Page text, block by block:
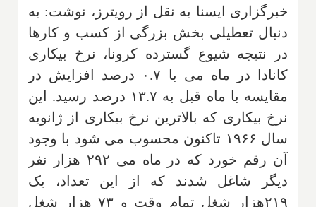
خبرگزاری ایسنا به نقل از رویترز، نوشت: به
دنبال تعطیلی بخش بزرگی از کسب و کارها
در نتیجه شیوع گسترده کرونا، نرخ بیکاری
کانادا در ماه می با ۰.۷ درصد افزایش در
مقایسه با ماه قبل به ۱۳.۷ درصد رسید. این
نرخ بیکاری که بالاترین نرخ بیکاری از ژانویه
سال ۱۹۶۶ تاکنون محسوب می شود با وجود
آن رقم خورد که در ماه می ۲۹۲ هزار نفر
دیگر شاغل شدند که از این تعداد، یک
۲۱۹هزار شغل تمام وقت و ۷۳ هزار شغل